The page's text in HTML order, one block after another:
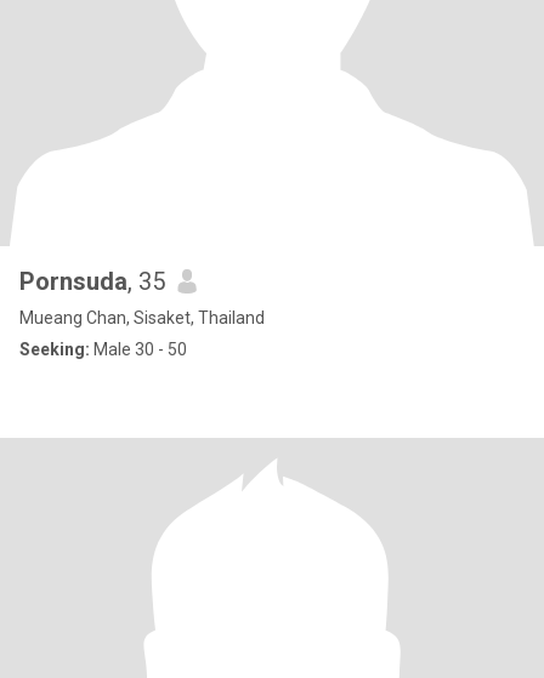
Pornsuda, 35
Mueang Chan, Sisaket, Thailand
Seeking: Male 30 - 50